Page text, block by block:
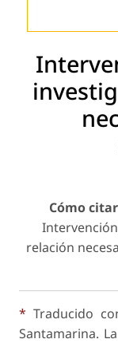
Cómo
relación
* Traducido
Santamarina.